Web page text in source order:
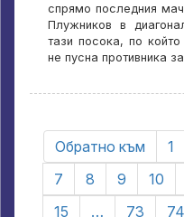
спрямо последния
Плужников в
тази посока, по
не пусна противника
Обратно към 1
7
8 9 10
15
… 73 74